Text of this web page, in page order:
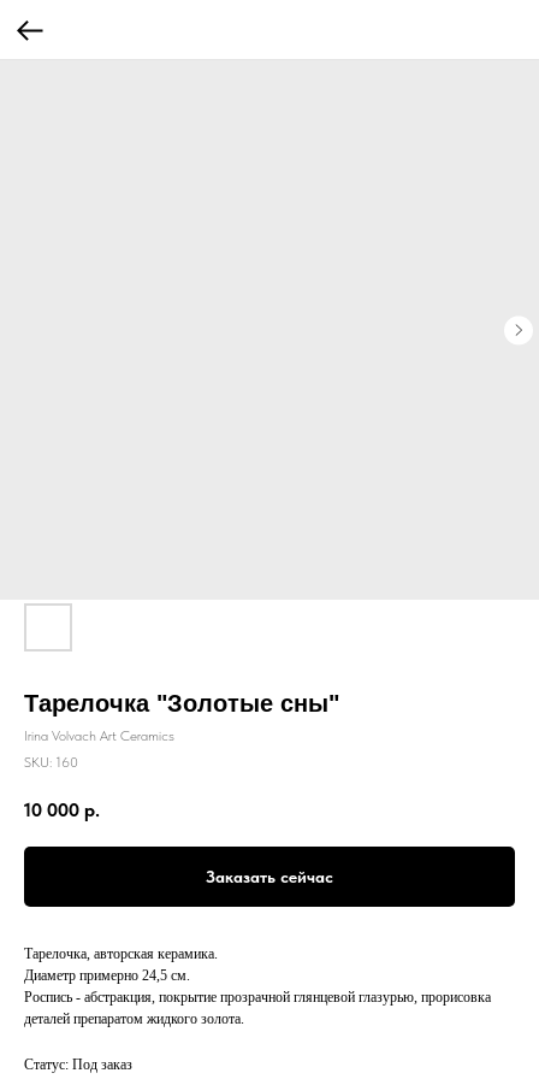
Тарелочка "Золотые сны"
Irina Volvach Art Ceramics
SKU: 160
10 000 р.
Заказать сейчас
Тарелочка, авторская керамика.
Диаметр примерно 24,5 см.
Роспись - абстракция, покрытие прозрачной глянцевой глазурью, прорисовка
деталей препаратом жидкого золота.
Статус: Под заказ